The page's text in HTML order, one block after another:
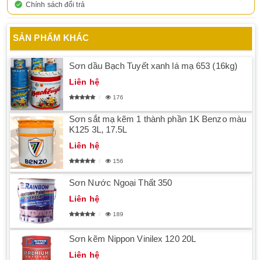
Chính sách đổi trả
SẢN PHẨM KHÁC
Sơn dầu Bạch Tuyết xanh lá mạ 653 (16kg)
Liên hệ
176
Sơn sắt mạ kẽm 1 thành phần 1K Benzo màu
K125 3L, 17.5L
Liên hệ
156
Sơn Nước Ngoại Thất 350
Liên hệ
189
Sơn kẽm Nippon Vinilex 120 20L
Liên hệ